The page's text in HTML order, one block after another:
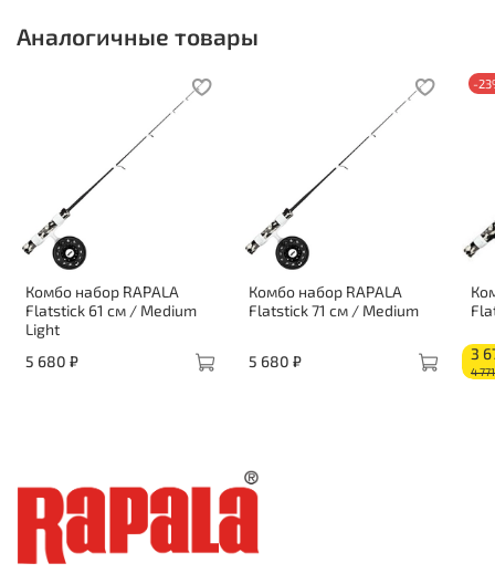
Аналогичные товары
Комбо набор RAPALA
Flatstick 61 см / Medium
Light
5 680 ₽
Комбо набор RAPALA
Flatstick 71 см / Medium
5 680 ₽
-
3
4